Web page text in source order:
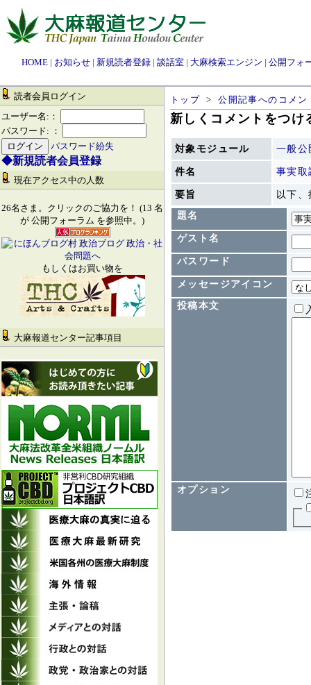
HOME | お知らせ | 新規読者登録 | 談話室 | 大麻検索エンジン | 公開フォ
読者会員ログイン
ユーザー名:：
パスワード: ：
パスワード紛失
◆新規読者会員登録
現在アクセス中の人数
26名さま。クリックのご協力を！ (13 名
が 公開フォーラム を参照中。)
もしくはお買い物を
大麻報道センター記事項目
トップ >公開記事へのコメン
新しくコメントをつ
対象モジュール 一般公
件名 事実取
要旨
以下
題名
ゲスト名
パスワード
メッセージアイコン
投稿本文
オプション